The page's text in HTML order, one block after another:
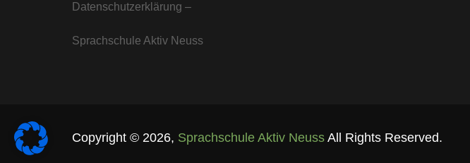
Datenschutzerklärung –
Sprachschule Aktiv Neuss
Copyright © 2026, Sprachschule Aktiv Neuss All Rights Reserved.